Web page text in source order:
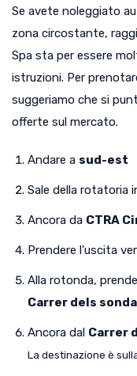
Se avete noleggiato
zona circostante,
Spa sta per essere
istruzioni. Per
suggeriamo che si
offerte sul mercato.
Andare a sud-est
Sale della rotatoria
Ancora da CTRA
Prendere l’uscita
Alla rotonda,
Carrer dels
Ancora dal Carrer
La destinazione è